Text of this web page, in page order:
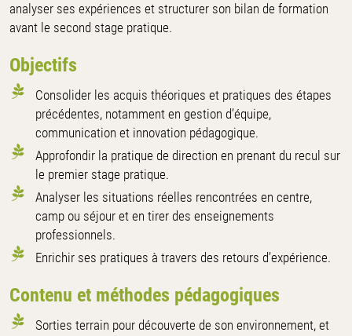
analyser ses expériences et structurer son bilan de formation
avant le second stage pratique.
Objectifs
Consolider les acquis théoriques et pratiques des étapes
précédentes, notamment en gestion d’équipe,
communication et innovation pédagogique.
Approfondir la pratique de direction en prenant du recul sur
le premier stage pratique.
Analyser les situations réelles rencontrées en centre,
camp ou séjour et en tirer des enseignements
professionnels.
Enrichir ses pratiques à travers des retours d’expérience.
Contenu et méthodes pédagogiques
Sorties terrain pour découverte de son environnement, et